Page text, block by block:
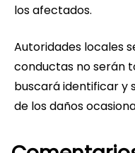
los afectados.
Autoridades locales
conductas no serán
buscará identificar y
de los daños